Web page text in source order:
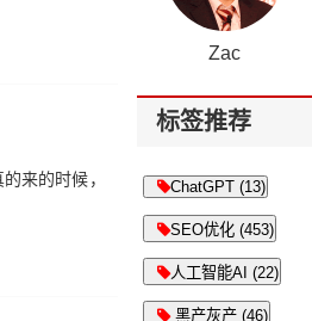
来的时候，
Zac
标签推荐
ChatGPT (13)
SEO优化 (453)
人工智能AI (22)
黑产灰产 (46)